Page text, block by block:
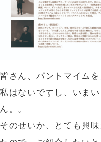
皆さん、パントマイム
私はないですし、いま
ん。。
そのせいか、とても興